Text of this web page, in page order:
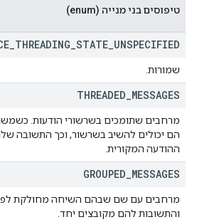
טיפוסים בני מנייה (enum)
THREADING STATE UNSPECIFIED
שמורות.
THREADED MESSAGES
מרחבים שתומכים בשרשורי הודעות.
הם יכולים להשיב בשרשור, וכך התשובה
ההודעה המקורית.
GROUPED MESSAGES
מרחבים עם שם שבהם השיחה מחולקת לפי
והתשובות להם מקובצים יחד.